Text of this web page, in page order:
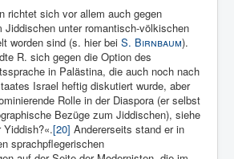
richtet sich vor allem auch gegen
Jiddischen unter romantisch-völkischen
worden sind (s. hier bei S. Birnbaum).
R. sich gegen die Option des
in Palästina, die auch noch nach
Israel heftig diskutiert wurde, aber
Rolle in der Diaspora (er selbst
Bezüge zum Jiddischen), siehe
Yiddish?«.[20] Andererseits stand er in
sprachpflegerischen